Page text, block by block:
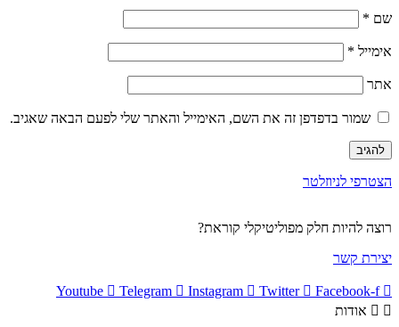
שם *
אימייל *
אתר
שמור בדפדפן זה את השם, האימייל והאתר שלי לפעם הבאה שאגיב.
הצטרפי לניוזלטר
רוצה להיות חלק מפוליטיקלי קוראת?
יצירת קשר
Youtube Telegram Instagram Twitter
Facebook-f
אודות